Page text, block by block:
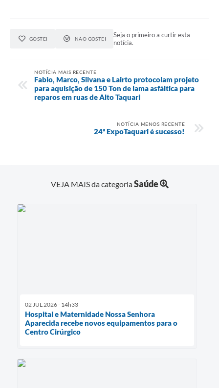
GOSTEI NÃO GOSTEI
Seja o primeiro a curtir esta
notícia.
NOTÍCIA MAIS RECENTE
Fabio, Marco, Silvana e Lairto protocolam projeto
para aquisição de 150 Ton de lama asfáltica para
reparos em ruas de Alto Taquari
NOTÍCIA MENOS RECENTE
24ª ExpoTaquari é sucesso!
VEJA MAIS da categoriaSaúde
02 JUL 2026 - 14h33
Hospital e Maternidade Nossa Senhora
Aparecida recebe novos equipamentos para o
Centro Cirúrgico